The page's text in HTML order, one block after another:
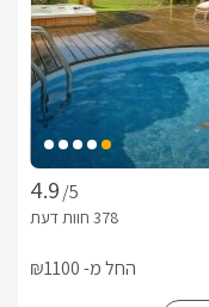
/5
החל מ- ₪1100